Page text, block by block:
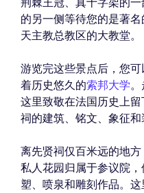
的另一侧等待您的是著名
天主教总教区的大教堂。
游览完这些景点后，您可
着历史悠久的索邦大学
这里致敬在法国历史上
祠的建筑、铭文、象征和
离先贤祠仅百米远的地方
私人花园归属于参议院
塑、喷泉和雕刻作品。